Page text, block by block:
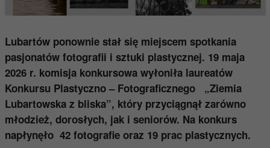
Lubartów ponownie stał się miejscem spotkania
pasjonatów fotografii i sztuki plastycznej. 19 maja
2026 r. komisja konkursowa wyłoniła laureatów
Konkursu Plastyczno – Fotograficznego „Ziemia
Lubartowska z bliska”, który przyciągnął zarówno
młodzież, dorosłych, jak i seniorów. Na konkurs
napłynęło 42 fotografie oraz 19 prac plastycznych.